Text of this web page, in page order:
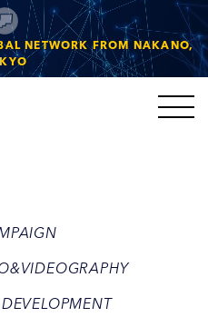
NETWORK FROM NAKANO,